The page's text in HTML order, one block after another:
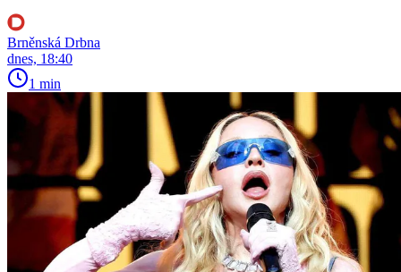
Brněnská Drbna
dnes, 18:40
1 min